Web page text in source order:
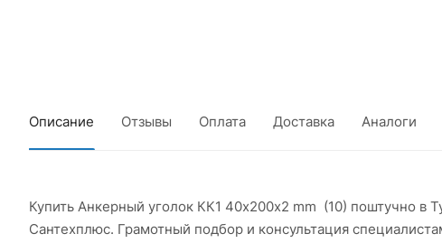
Описание Отзывы Оплата Доставка Аналоги
Купить Анкерный уголок КК1 40х200х2 mm (10) поштучно
Сантехплюс. Грамотный подбор и консультация